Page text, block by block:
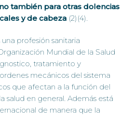
también para otras dolencias
y de cabeza (2)(4).
profesión sanitaria
Mundial de la Salud
tratamiento y
mecánicos del sistema
que afectan a la función del
salud en general. Además está
de manera que la